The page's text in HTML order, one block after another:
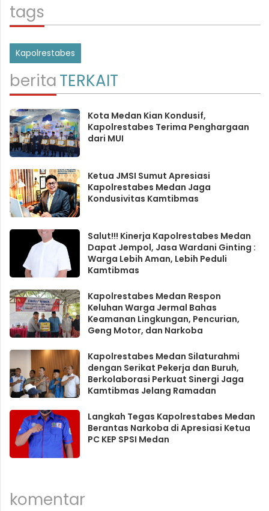
tags
Kapolrestabes
beritaTERKAIT
Kota Medan Kian Kondusif,
Kapolrestabes Terima Penghargaan
dari MUI
Ketua JMSI Sumut Apresiasi
Kapolrestabes Medan Jaga
Kondusivitas Kamtibmas
Salut!!! Kinerja Kapolrestabes Medan
Dapat Jempol, Jasa Wardani Ginting :
Warga Lebih Aman, Lebih Peduli
Kamtibmas
Kapolrestabes Medan Respon
Keluhan Warga Jermal Bahas
Keamanan Lingkungan, Pencurian,
Geng Motor, dan Narkoba
Kapolrestabes Medan Silaturahmi
dengan Serikat Pekerja dan Buruh,
Berkolaborasi Perkuat Sinergi Jaga
Kamtibmas Jelang Ramadan
Langkah Tegas Kapolrestabes Medan
Berantas Narkoba di Apresiasi Ketua
PC KEP SPSI Medan
komentar